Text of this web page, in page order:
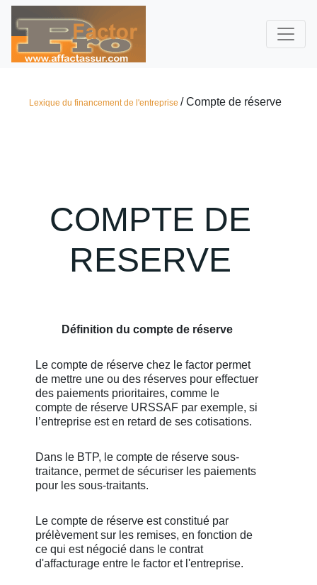
Lexique du financement de l'entreprise / Compte de réserve
COMPTE DE
RESERVE
Définition du compte de réserve
Le compte de réserve chez le factor permet
de mettre une ou des réserves pour effectuer
des paiements prioritaires, comme le
compte de réserve URSSAF par exemple, si
l’entreprise est en retard de ses cotisations.
Dans le BTP, le compte de réserve sous-
traitance, permet de sécuriser les paiements
pour les sous-traitants.
Le compte de réserve est constitué par
prélèvement sur les remises, en fonction de
ce qui est négocié dans le contrat
d'affacturage entre le factor et l'entreprise.